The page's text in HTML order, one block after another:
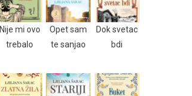
Nije mi ovo
trebalo
Opet sam
te sanjao
Dok svetac
bdi